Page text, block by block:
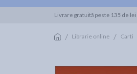
Livrare gratuită peste 135 de lei
/ Librarie online / Carti